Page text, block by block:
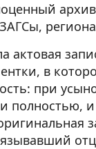
актовая
в
при
полностью,